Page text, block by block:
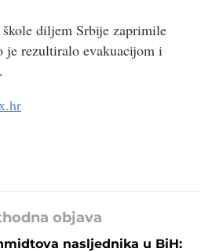
diljem Srbije zaprimile
je rezultiralo evakuacijom i
objava
nasljednika u BiH: